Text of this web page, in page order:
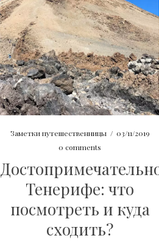
Заметки путешественницы / 03/11/2019
0 comments
Тенерифе: что
посмотреть и куда
сходить?